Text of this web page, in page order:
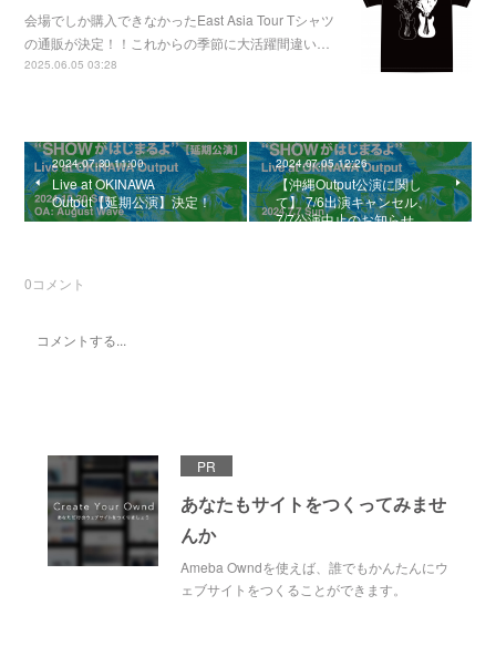
会場でしか購入できなかったEast Asia Tour Tシャツ
の通販が決定！！これからの季節に大活躍間違い…
2025.06.05 03:28
2024.07.30 11:00
Live at OKINAWA
Output【延期公演】決定！
2024.07.05 12:26
【沖縄Output公演に関し
て】 7/6出演キャンセル、
7/7公演中止のお知らせ
0コメント
PR
あなたもサイトをつくってみませ
んか
Ameba Owndを使えば、誰でもかんたんにウ
ェブサイトをつくることができます。